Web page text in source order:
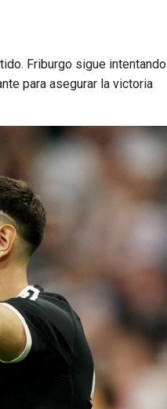
Friburgo sigue intentando
para asegurar la victoria